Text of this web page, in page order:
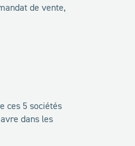
de vente,
ces 5 sociétés
dans les